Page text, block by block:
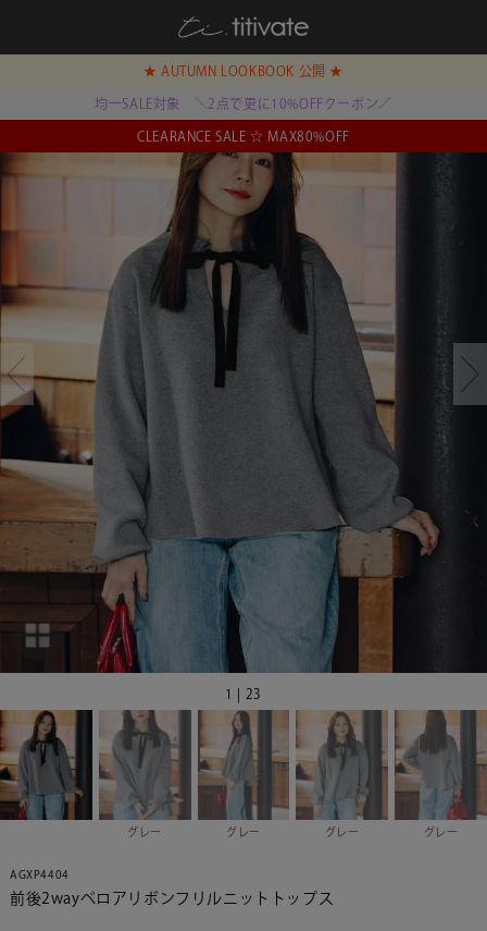
★ AUTUMN LOOKBOOK 公開 ★
均一SALE対象 ＼2点で更に10%OFFクーポン／
CLEARANCE SALE ☆ MAX80%OFF
1 | 23
グレー グレー グレー グレー
AGXP4404
前後2wayベロアリボンフリルニットトップス